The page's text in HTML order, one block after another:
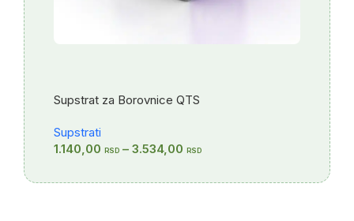
Supstrat za Borovnice QTS
Supstrati
1.140,00 RSD – 3.534,00 RSD
110,40